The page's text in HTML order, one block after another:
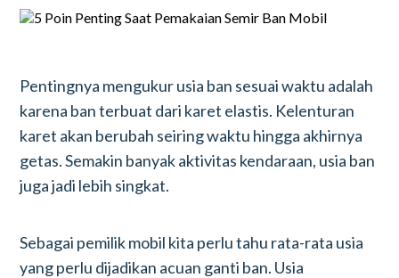
Pentingnya mengukur usia ban sesuai waktu adalah
karena ban terbuat dari karet elastis. Kelenturan
karet akan berubah seiring waktu hingga akhirnya
getas. Semakin banyak aktivitas kendaraan, usia ban
juga jadi lebih singkat.
Sebagai pemilik mobil kita perlu tahu rata-rata usia
yang perlu dijadikan acuan ganti ban. Usia